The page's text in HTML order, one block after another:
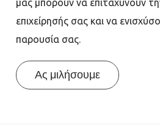
μας μπορούν να επιταχύνουν
επιχείρησής σας και να
παρουσία σας.
Ας μιλήσουμε